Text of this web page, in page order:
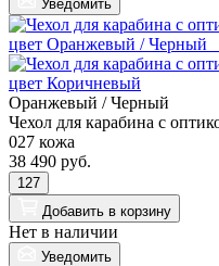
Уведомить
Оранжевый / Черный
Чехол для карабина с
027 кожа
38 490 руб.
127
Добавить в корзину
Нет в наличии
Уведомить